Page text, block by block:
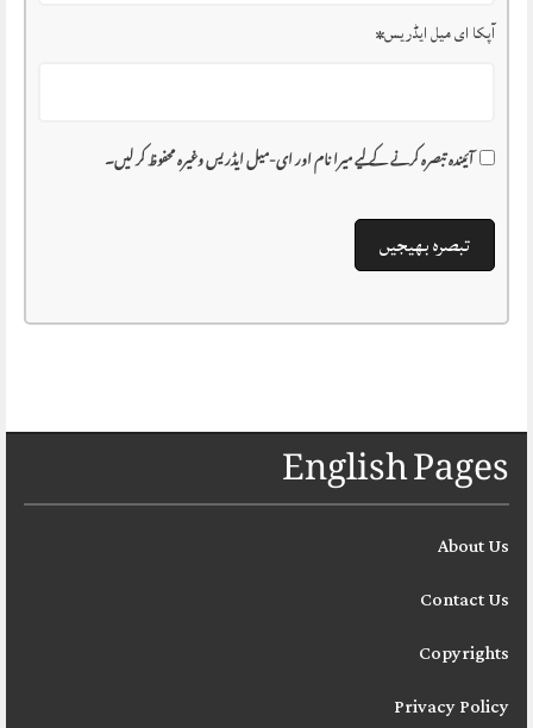
آپکا ای میل ایڈریس*
آئیندہ تبصرہ کرنے کے لیے میرا نام اور ای-میل ایڈریس وغیرہ محفوظ کر لیں۔
English Pages
About Us
Contact Us
Copyrights
Privacy Policy